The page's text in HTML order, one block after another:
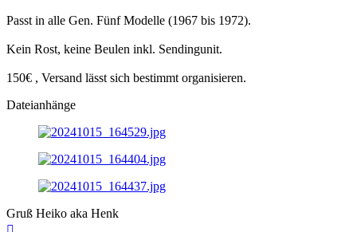
Passt in alle Gen. Fünf Modelle (1967 bis 1972).
Kein Rost, keine Beulen inkl. Sendingunit.
150€ , Versand lässt sich bestimmt organisieren.
Dateianhänge
Gruß Heiko aka Henk